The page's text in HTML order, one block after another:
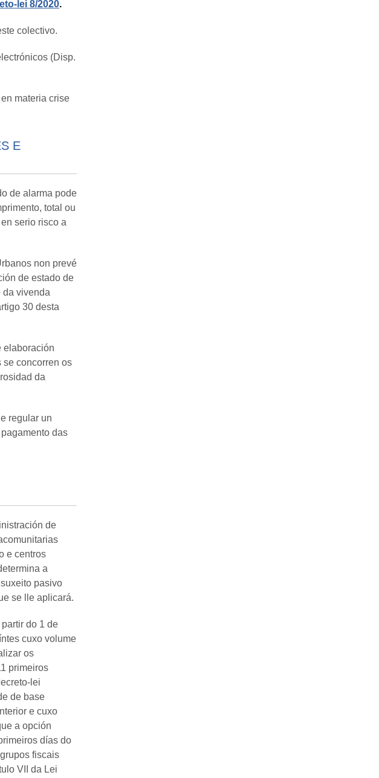
lei 8/2020.
colectivo.
(Disp.
materia crise
E
de alarma pode
total ou
serio risco a
non prevé
de estado de
da vivenda
30 desta
elaboración
se concorren os
da
regular un
das
de
e centros
a
pasivo
se lle aplicará.
do 1 de
cuxo volume
os
primeiros
lei
de base
e cuxo
a opción
días do
fiscais
VII da Lei